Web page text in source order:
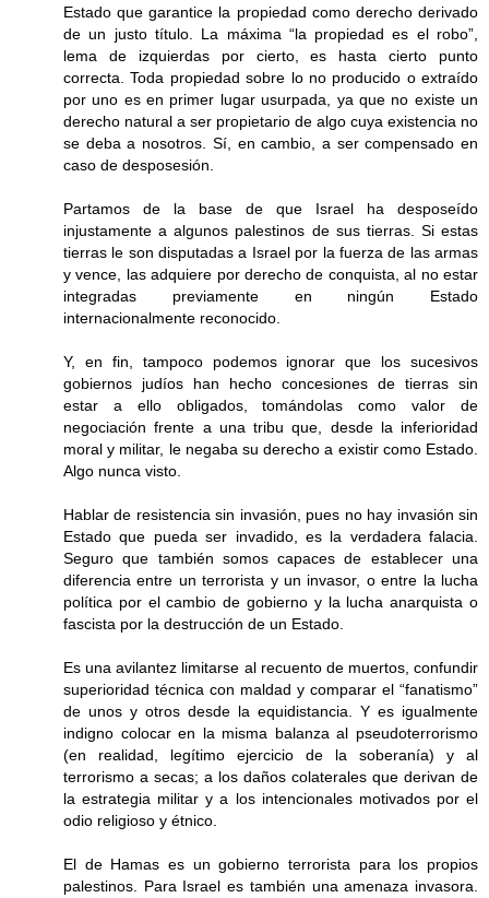
Estado que garantice la propiedad como derecho derivado
de un justo título. La máxima “la propiedad es el robo”,
lema de izquierdas por cierto, es hasta cierto punto
correcta. Toda propiedad sobre lo no producido o extraído
por uno es en primer lugar usurpada, ya que no existe un
derecho natural a ser propietario de algo cuya existencia no
se deba a nosotros. Sí, en cambio, a ser compensado en
caso de desposesión.
Partamos de la base de que Israel ha desposeído
injustamente a algunos palestinos de sus tierras. Si estas
tierras le son disputadas a Israel por la fuerza de las armas
y vence, las adquiere por derecho de conquista, al no estar
integradas previamente en ningún Estado
internacionalmente reconocido.
Y, en fin, tampoco podemos ignorar que los sucesivos
gobiernos judíos han hecho concesiones de tierras sin
estar a ello obligados, tomándolas como valor de
negociación frente a una tribu que, desde la inferioridad
moral y militar, le negaba su derecho a existir como Estado.
Algo nunca visto.
Hablar de resistencia sin invasión, pues no hay invasión sin
Estado que pueda ser invadido, es la verdadera falacia.
Seguro que también somos capaces de establecer una
diferencia entre un terrorista y un invasor, o entre la lucha
política por el cambio de gobierno y la lucha anarquista o
fascista por la destrucción de un Estado.
Es una avilantez limitarse al recuento de muertos, confundir
superioridad técnica con maldad y comparar el “fanatismo”
de unos y otros desde la equidistancia. Y es igualmente
indigno colocar en la misma balanza al pseudoterrorismo
(en realidad, legítimo ejercicio de la soberanía) y al
terrorismo a secas; a los daños colaterales que derivan de
la estrategia militar y a los intencionales motivados por el
odio religioso y étnico.
El de Hamas es un gobierno terrorista para los propios
palestinos. Para Israel es también una amenaza invasora.